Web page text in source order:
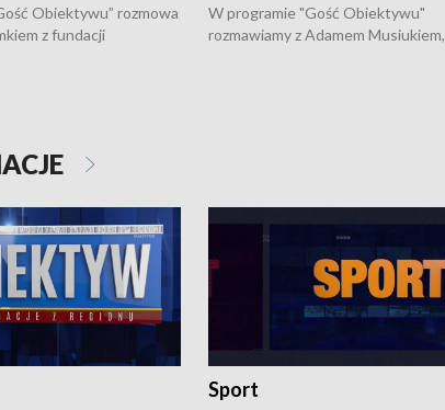
Obiektywu” rozmowa
z fundacji
W programie "Gość Obiektywu"
rozmawiamy z Adamem Musiukiem,
Sport